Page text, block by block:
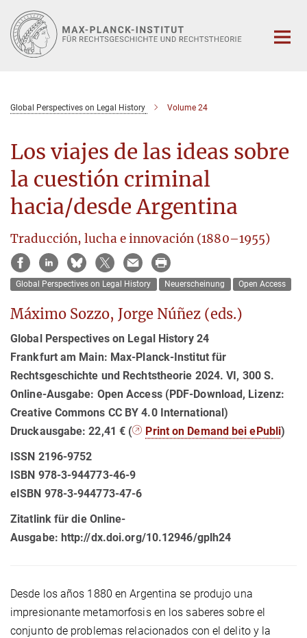
Hauptinhalt
Global Perspectives on Legal History Volume 24
Los viajes de las ideas sobre
la cuestión criminal
hacia/desde Argentina
Traducción, lucha e innovación (1880–1955)
Global Perspectives on Legal History Neuerscheinung Open Access
Máximo Sozzo, Jorge Núñez (eds.)
Global Perspectives on Legal History 24
Frankfurt am Main: Max-Planck-Institut für
Rechtsgeschichte und Rechtstheorie 2024. VI, 300 S.
Online-Ausgabe: Open Access (PDF-Download, Lizenz:
Creative Commons CC BY 4.0 International)
Druckausgabe: 22,41 € (
Print on Demand bei ePubli)
ISSN 2196-9752
ISBN 978-3-944773-46-9
eISBN 978-3-944773-47-6
Zitatlink für die Online-
Ausgabe: http://dx.doi.org/10.12946/gplh24
Desde los años 1880 en Argentina se produjo una
impresionante metamorfosis en los saberes sobre el
conjunto de problemas relacionados con el delito y la